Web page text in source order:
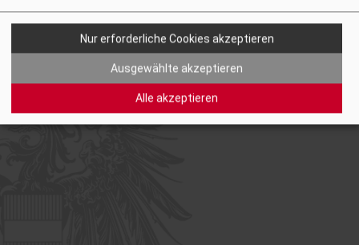
Nur erforderliche Cookies akzeptieren
Ausgewählte akzeptieren
Alle akzeptieren© 2026 Ziviltechniker:innen